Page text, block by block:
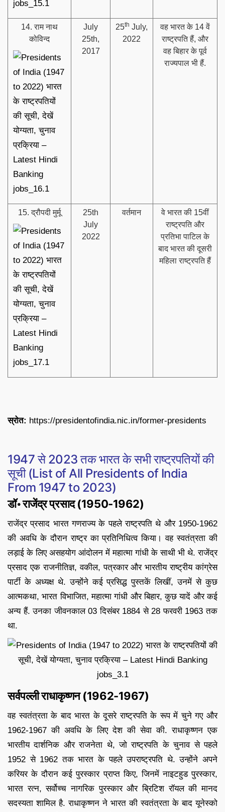
14. राम नाथ
कोविन्द
July
25th,
2017
25th July,
2022
वह भारत के 14 वें
राष्ट्रपति हैं, और
वह बिहार के पूर्व
राज्यपाल भी हैं.
15. द्रौपदी मुर्मू
25th
July
2022
वर्तमान
वे भारत की 15वीं
राष्ट्रपति और
प्रतिभा पाटिल के
बाद भारत की दूसरी
महिला राष्ट्रपति हैं
स्रोत: https://presidentofindia.nic.in/former-presidents
1947 से 2023 तक भारत के सभी राष्ट्रपतियों की
सूची (List of All Presidents of India
From 1947 to 2023)
डॉ॰ राजेंद्र प्रसाद (1950-1962)
राजेंद्र प्रसाद भारत गणराज्य के पहले राष्ट्रपति थे और 1950-1962
की अवधि के दौरान राष्ट्र का प्रतिनिधित्व किया। वह स्वतंत्रता की
लड़ाई के लिए असहयोग आंदोलन में महात्मा गांधी के साथी भी थे. राजेंद्र
प्रसाद एक राजनीतिज्ञ, वकील, पत्रकार और भारतीय राष्ट्रीय कांग्रेस
पार्टी के अध्यक्ष थे. उन्होंने कई प्रसिद्ध पुस्तकें लिखीं, उनमें से कुछ
आत्मकथा, भारत विभाजित, महात्मा गांधी और बिहार, कुछ यादें और कई
अन्य हैं. उनका जीवनकाल 03 दिसंबर 1884 से 28 फरवरी 1963 तक
था.
सर्वपल्ली राधाकृष्णन (1962-1967)
वह स्वतंत्रता के बाद भारत के दूसरे राष्ट्रपति के रूप में चुने गए और
1962-1967 की अवधि के लिए देश की सेवा की. राधाकृष्णन एक
भारतीय दार्शनिक और राजनेता थे, जो राष्ट्रपति के चुनाव से पहले
1952 से 1962 तक भारत के पहले उपराष्ट्रपति थे. उन्होंने अपने
करियर के दौरान कई पुरस्कार प्राप्त किए, जिनमें नाइटहुड पुरस्कार,
भारत रत्न, सर्वोच्च नागरिक पुरस्कार और ब्रिटिश रॉयल की मानद
सदस्यता शामिल है. राधाकृष्णन ने भारत की स्वतंत्रता के बाद यूनेस्को